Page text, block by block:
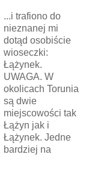
...i trafiono do
nieznanej mi
dotąd osobiście
wioseczki:
Łążynek.
UWAGA. W
okolicach Torunia
są dwie
miejscowości tak
Łążyn jak i
Łążynek. Jedne
bardziej na